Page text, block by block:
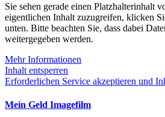
Sie sehen gerade einen Platzhalterinhalt
eigentlichen Inhalt zuzugreifen, klicken
unten. Bitte beachten Sie, dass dabei
weitergegeben werden.
Mehr Informationen
Inhalt entsperren
Erforderlichen Service akzeptieren und
Mein Geld Imagefilm